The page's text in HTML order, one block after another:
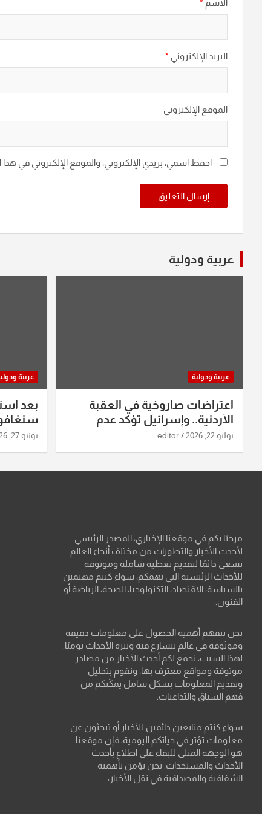
الاسم *
البريد الإلكتروني *
الموقع الإلكتروني
احفظ اسمي، بريدي الإلكتروني، والموقع الإلكتروني في
عربية ودولية
عربية ودولية
اعتراضات صاروخية في العقبة
الأردنية.. وإسرائيل تؤكد عدم
استهدافها
يوليو 22, 2026 editor
عربية
بعد
ومواقع
يونيو 27, 2026
مرحبًا بكم في موقعنا الإخباري، المصدر الرئيسي
لأحدث الأخبار والتطورات من مختلف أنحاء العالم.
نسعى دائمًا لتقديم تغطية شاملة وموثوقة
للأحداث الرئيسية التي تهمكم، سواء كنتم مهتمين
بالسياسة، الاقتصاد، التكنولوجيا، الصحة، الرياضة أو
الفنون.
نحن نتفهم أهمية الحصول على معلومات دقيقة
وموثوقة في عالم يتسارع فيه وتيرة الأحداث يوميًا.
لهذا السبب، نجمع لكم أحدث الأخبار من مصادر
موثوقة ومواقع معترف بها، ونقوم بتحليل
وتقديم المعلومات بشكل شامل يمكّنكم من
فهم السياق والتداعيات.
سواء كنتم متابعين دائمين للأخبار أو تبحثون عن
معلومات تؤثر في حياتكم اليومية، فإن موقعنا
هو الوجهة المثلى للبقاء على اطلاع بأحدث
الأحداث والمستجدات. نحن نؤمن بأهمية
الشفافية والمصداقية في نقل الأخبار،